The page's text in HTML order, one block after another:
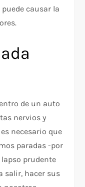
causar la
de un auto
nervios y
necesario que
paradas -por
prudente
salir, hacer sus